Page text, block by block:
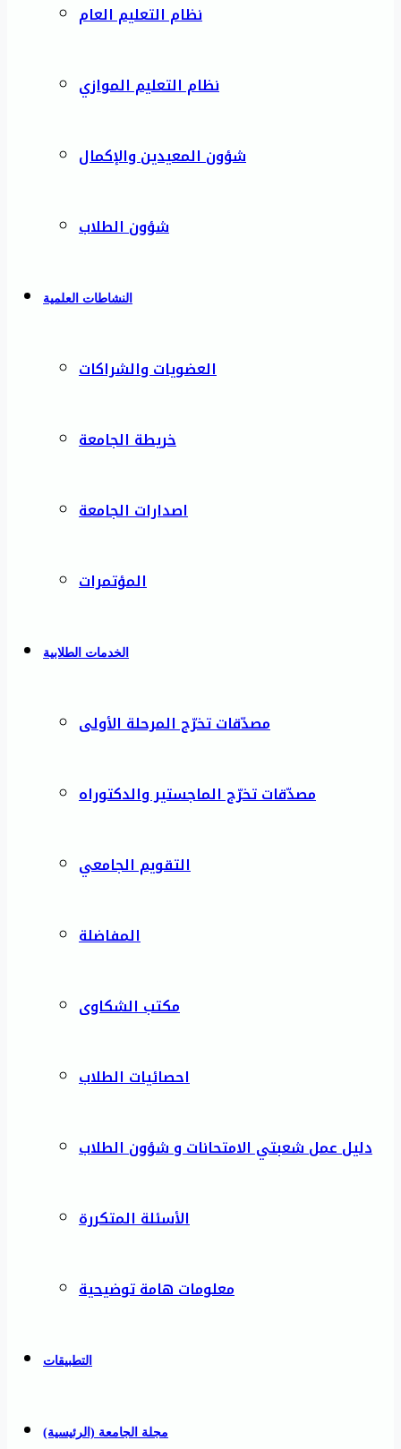
نظام التعليم العام
نظام التعليم الموازي
شؤون المعيدين والإكمال
شؤون الطلاب
النشاطات العلمية
العضويات والشراكات
خريطة الجامعة
اصدارات الجامعة
المؤتمرات
الخدمات الطلابية
مصدّقات تخرّج المرحلة الأولى
مصدّقات تخرّج الماجستير والدكتوراه
التقويم الجامعي
المفاضلة
مكتب الشكاوى
احصائيات الطلاب
دليل عمل شعبتي الامتحانات و شؤون الطلاب
الأسئلة المتكررة
معلومات هامة توضيحية
التطبيقات
مجلة الجامعة (الرئيسية)